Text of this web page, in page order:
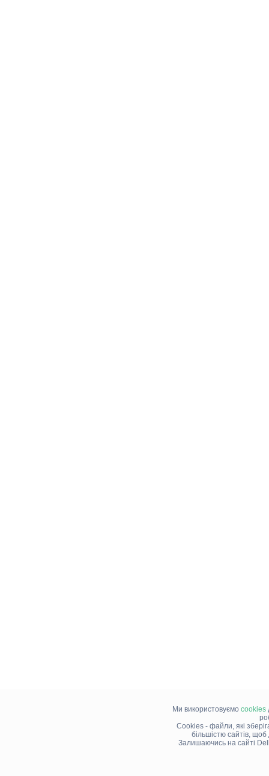
Ми використовуємо cookies
Cookies - файли, які
більшістю сайтів,
Залишаючись на сайті